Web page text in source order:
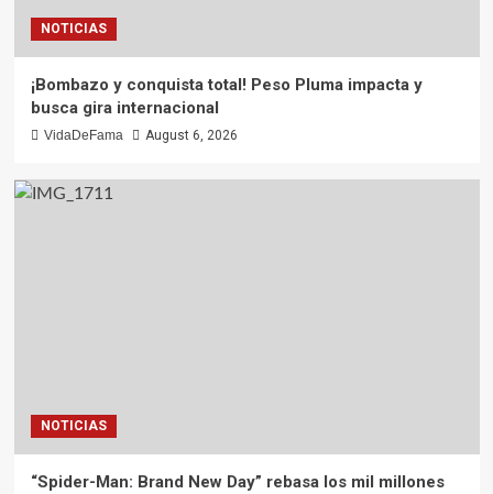
NOTICIAS
¡Bombazo y conquista total! Peso Pluma impacta y
busca gira internacional
VidaDeFama August 6, 2026
NOTICIAS
“Spider-Man: Brand New Day” rebasa los mil millones